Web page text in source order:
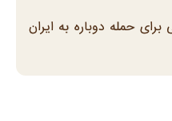
حمله دوباره به ایران